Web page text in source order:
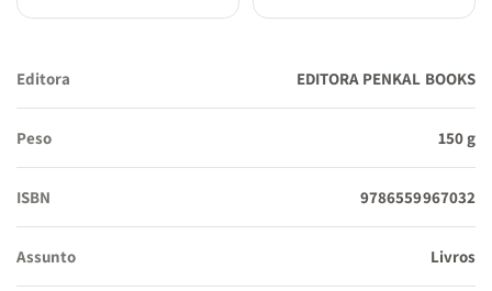
Editora EDITORA PENKAL BOOKS
Peso 150 g
ISBN 9786559967032
Assunto Livros